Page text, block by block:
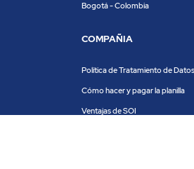
Bogotá - Colombia
COMPAÑIA
Política de Tratamiento de
Cómo hacer y pagar la planilla
Ventajas de SOI